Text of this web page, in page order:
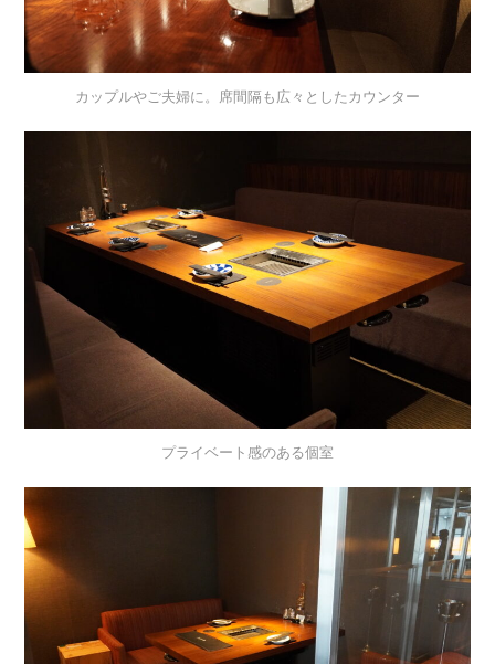
カップルやご夫婦に。席間隔も広々としたカウンター
プライベート感のある個室